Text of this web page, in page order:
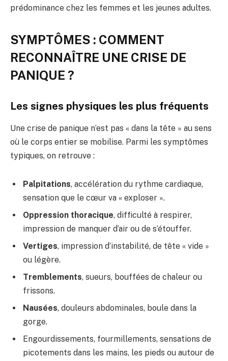
prédominance chez les femmes et les jeunes adultes.
SYMPTÔMES : COMMENT
RECONNAÎTRE UNE CRISE DE
PANIQUE ?
Les signes physiques les plus fréquents
Une crise de panique n’est pas « dans la tête » au sens
où le corps entier se mobilise. Parmi les symptômes
typiques, on retrouve :
Palpitations, accélération du rythme cardiaque,
sensation que le cœur va « exploser ».
Oppression thoracique, difficulté à respirer,
impression de manquer d’air ou de s’étouffer.
Vertiges, impression d’instabilité, de tête « vide »
ou légère.
Tremblements, sueurs, bouffées de chaleur ou
frissons.
Nausées, douleurs abdominales, boule dans la
gorge.
Engourdissements, fourmillements, sensations de
picotements dans les mains, les pieds ou autour de